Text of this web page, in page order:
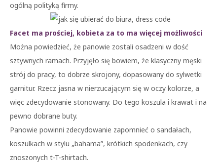
ogólną polityką firmy.
Facet ma prościej, kobieta za to ma więcej możliwości
Można powiedzieć, że panowie zostali osadzeni w dość
sztywnych ramach. Przyjęło się bowiem, że klasyczny męski
strój do pracy, to dobrze skrojony, dopasowany do sylwetki
garnitur. Rzecz jasna w nierzucającym się w oczy kolorze, a
więc zdecydowanie stonowany. Do tego koszula i krawat i na
pewno dobrane buty.
Panowie powinni zdecydowanie zapomnieć o sandałach,
koszulkach w stylu „bahama”, krótkich spodenkach, czy
znoszonych t-T-shirtach.